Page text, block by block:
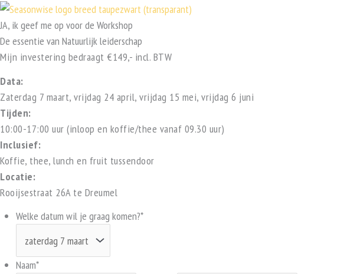
Ga
naar
de
inhoud
JA, ik geef me op voor de Workshop
De essentie van Natuurlijk leiderschap
Mijn investering bedraagt €149,- incl. BTW
Data:
Zaterdag 7 maart, vrijdag 24 april, vrijdag 15 mei, vrijdag 6 juni
Tijden:
10:00-17:00 uur (inloop en koffie/thee vanaf 09.30 uur)
Inclusief:
Koffie, thee, lunch en fruit tussendoor
Locatie:
Rooijsestraat 26A te Dreumel
Welke datum wil je graag komen?*
Naam*